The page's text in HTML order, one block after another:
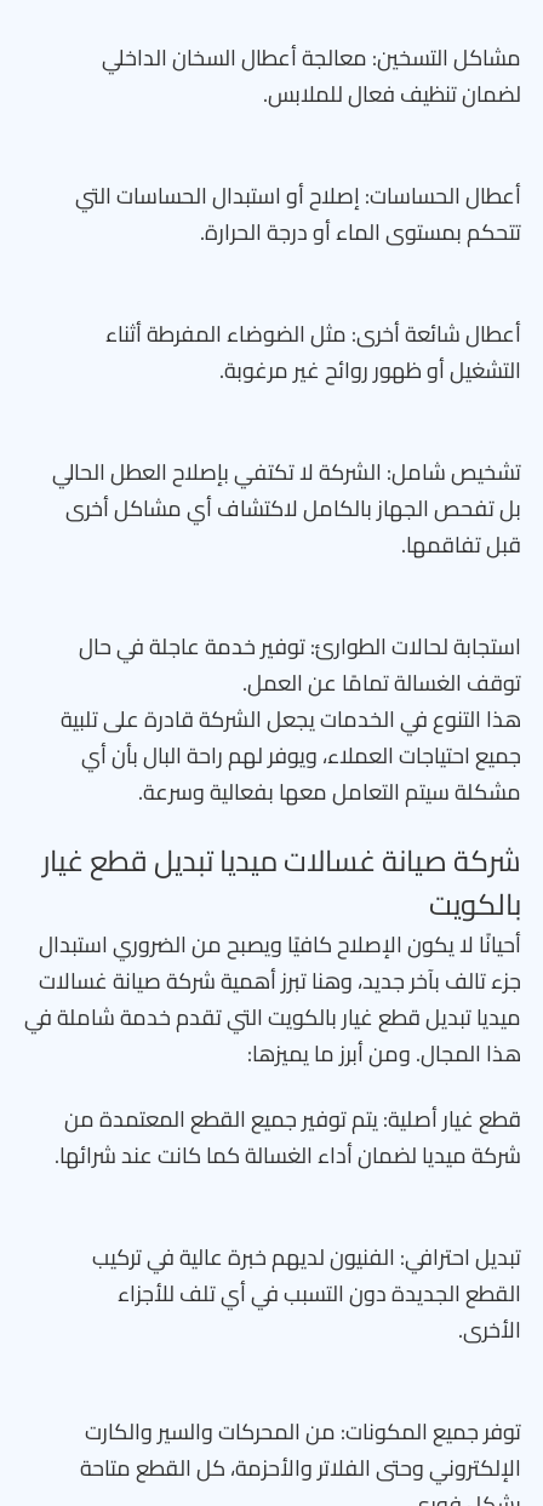
مشاكل التسخين: معالجة أعطال السخان الداخلي
لضمان تنظيف فعال للملابس.
أعطال الحساسات: إصلاح أو استبدال الحساسات التي
تتحكم بمستوى الماء أو درجة الحرارة.
أعطال شائعة أخرى: مثل الضوضاء المفرطة أثناء
التشغيل أو ظهور روائح غير مرغوبة.
تشخيص شامل: الشركة لا تكتفي بإصلاح العطل الحالي
بل تفحص الجهاز بالكامل لاكتشاف أي مشاكل أخرى
قبل تفاقمها.
استجابة لحالات الطوارئ: توفير خدمة عاجلة في حال
توقف الغسالة تمامًا عن العمل.
هذا التنوع في الخدمات يجعل الشركة قادرة على تلبية
جميع احتياجات العملاء، ويوفر لهم راحة البال بأن أي
مشكلة سيتم التعامل معها بفعالية وسرعة.
شركة صيانة غسالات ميديا تبديل قطع غيار
بالكويت
أحيانًا لا يكون الإصلاح كافيًا ويصبح من الضروري استبدال
جزء تالف بآخر جديد، وهنا تبرز أهمية شركة صيانة غسالات
ميديا تبديل قطع غيار بالكويت التي تقدم خدمة شاملة في
هذا المجال. ومن أبرز ما يميزها:
قطع غيار أصلية: يتم توفير جميع القطع المعتمدة من
شركة ميديا لضمان أداء الغسالة كما كانت عند شرائها.
تبديل احترافي: الفنيون لديهم خبرة عالية في تركيب
القطع الجديدة دون التسبب في أي تلف للأجزاء
الأخرى.
توفر جميع المكونات: من المحركات والسير والكارت
الإلكتروني وحتى الفلاتر والأحزمة، كل القطع متاحة